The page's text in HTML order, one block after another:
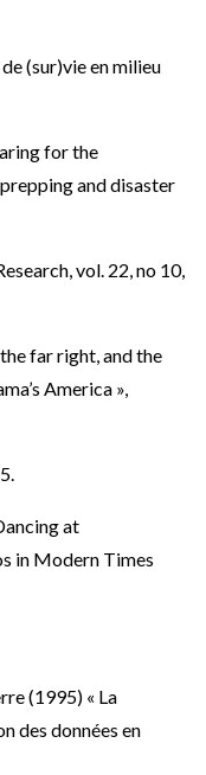
(sur)vie en milieu
for the
and disaster
vol. 22, no 10,
far right, and the
America »,
at
in Modern Times
(1995) « La
des données en